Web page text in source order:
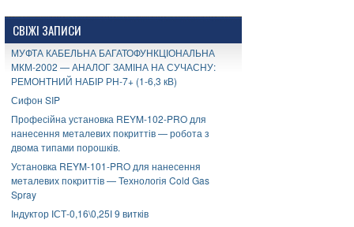
СВІЖІ ЗАПИСИ
МУФТА КАБЕЛЬНА БАГАТОФУНКЦІОНАЛЬНА
МКМ-2002 — АНАЛОГ ЗАМІНА НА СУЧАСНУ:
РЕМОНТНИЙ НАБІР РН-7+ (1-6,3 кВ)
Сифон SIP
Професійна установка REYM-102-PRO для
нанесення металевих покриттів — робота з
двома типами порошків.
Установка REYM-101-PRO для нанесення
металевих покриттів — Технологія Cold Gas
Spray
Індуктор ІСТ-0,16\0,25І 9 витків